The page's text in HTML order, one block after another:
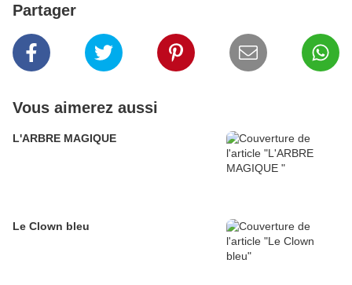
Partager
Vous aimerez aussi
L'ARBRE MAGIQUE
Le Clown bleu